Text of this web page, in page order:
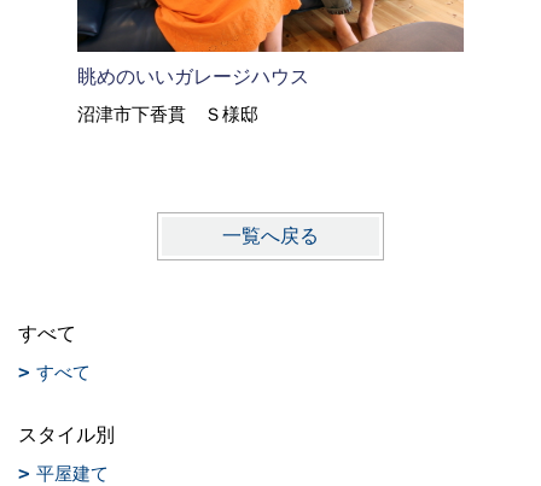
眺めのいいガレージハウス
沼津市下香貫 Ｓ様邸
一覧へ戻る
すべて
すべて
スタイル別
平屋建て